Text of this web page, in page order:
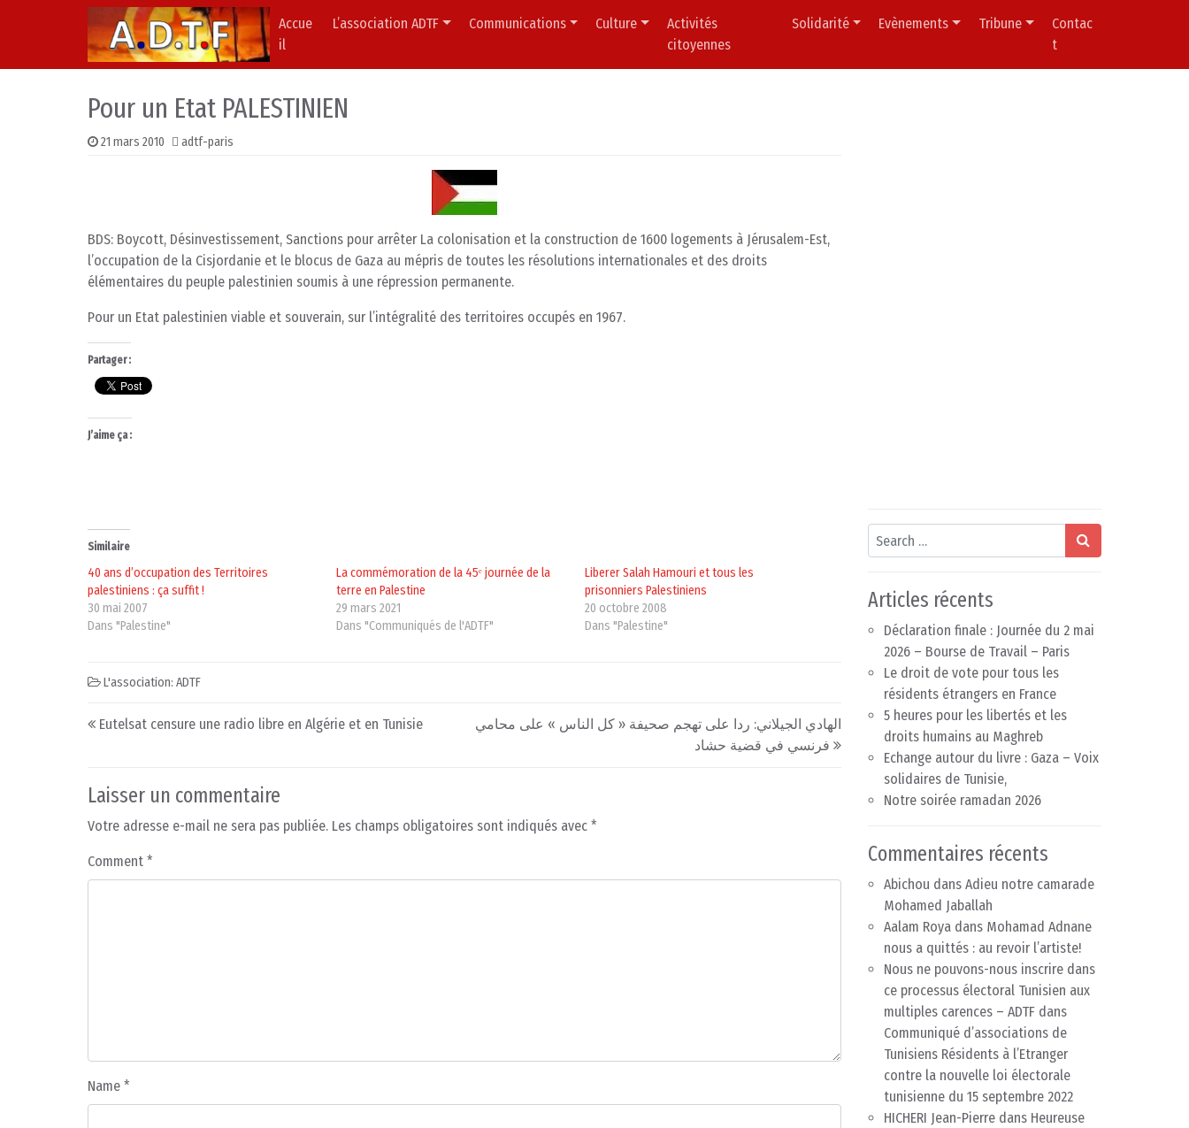
Skip to content
Main Navigation
Accue
il
L’association ADTF Communications Culture
Activités
citoyennes
Solidarité Evènements Tribune
Contac
t
Pour un Etat PALESTINIEN
21 mars 2010 adtf-paris
BDS: Boycott, Désinvestissement, Sanctions pour arrêter La colonisation et la construction de 1600 logements à Jérusalem-Est,
l’occupation de la Cisjordanie et le blocus de Gaza au mépris de toutes les résolutions internationales et des droits
élémentaires du peuple palestinien soumis à une répression permanente.
Pour un Etat palestinien viable et souverain, sur l’intégralité des territoires occupés en 1967.
Partager :
J’aime ça :
Similaire
40 ans d’occupation des Territoires
palestiniens : ça suffit !
30 mai 2007
Dans "Palestine"
La commémoration de la 45ᵉ journée de la
terre en Palestine
29 mars 2021
Dans "Communiqués de l'ADTF"
Liberer Salah Hamouri et tous les
prisonniers Palestiniens
20 octobre 2008
Dans "Palestine"
L'association: ADTF
Post navigation
Eutelsat censure une radio libre en Algérie et en Tunisie
الهادي الجيلاني: ردا على تهجم صحيفة « كل الناس » على محامي
فرنسي في قضية حشاد
Laisser un commentaire
Votre adresse e-mail ne sera pas publiée. Les champs obligatoires sont indiqués avec *
Comment *
Name *
Search
Articles récents
Déclaration finale : Journée du 2 mai
2026 – Bourse de Travail – Paris
Le droit de vote pour tous les
résidents étrangers en France
5 heures pour les libertés et les
droits humains au Maghreb
Echange autour du livre : Gaza – Voix
solidaires de Tunisie,
Notre soirée ramadan 2026
Commentaires récents
Abichou dans Adieu notre camarade
Mohamed Jaballah
Aalam Roya dans Mohamad Adnane
nous a quittés : au revoir l’artiste!
Nous ne pouvons-nous inscrire dans
ce processus électoral Tunisien aux
multiples carences – ADTF dans
Communiqué d’associations de
Tunisiens Résidents à l’Etranger
contre la nouvelle loi électorale
tunisienne du 15 septembre 2022
HICHERI Jean-Pierre dans Heureuse